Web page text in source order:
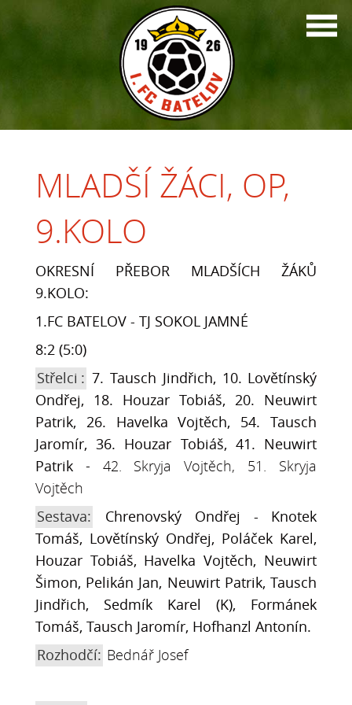
MLADŠÍ ŽÁCI, OP,
9.KOLO
OKRESNÍ PŘEBOR MLADŠÍCH ŽÁKŮ
9.KOLO:
1.FC BATELOV - TJ SOKOL JAMNÉ
8:2 (5:0)
Střelci : 7. Tausch Jindřich, 10. Lovětínský
Ondřej, 18. Houzar Tobiáš, 20. Neuwirt
Patrik, 26. Havelka Vojtěch, 54. Tausch
Jaromír, 36. Houzar Tobiáš, 41. Neuwirt
Patrik- 42. Skryja Vojtěch, 51. Skryja
Vojtěch
Sestava:
Chrenovský Ondřej - Knotek
Tomáš, Lovětínský Ondřej, Poláček Karel,
Houzar Tobiáš, Havelka Vojtěch, Neuwirt
Šimon, Pelikán Jan, Neuwirt Patrik, Tausch
Jindřich, Sedmík Karel (K), Formánek
Tomáš, Tausch Jaromír, Hofhanzl Antonín.
Rozhodčí: Bednář Josef